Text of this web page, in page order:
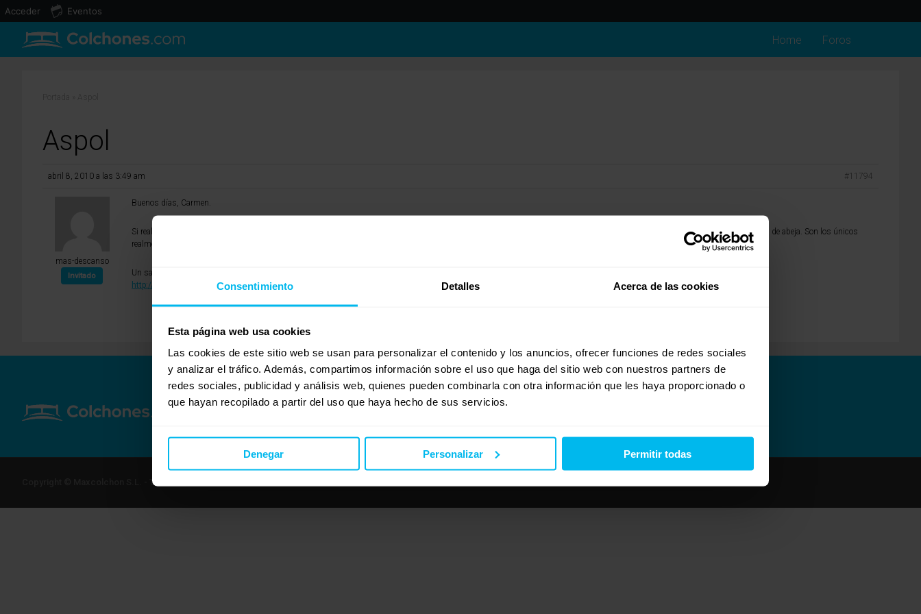
Consentimiento Detalles Acerca de las cookies
Esta página web usa cookies
Las cookies de este sitio web se usan para personalizar el contenido y los anuncios, ofrecer funciones de redes sociales
y analizar el tráfico. Además, compartimos información sobre el uso que haga del sitio web con nuestros partners de
redes sociales, publicidad y análisis web, quienes pueden combinarla con otra información que les haya proporcionado o
que hayan recopilado a partir del uso que haya hecho de sus servicios.
Denegar Personalizar Permitir todas
Home Foros
Aspol
abril 8, 2010 a las 3:49 am #11794
mas-descanso
Invitado
Buenos días, Carmen.
Si realmente está buscando muelle embolsado o ensacado, mire Sonpura, colocados longitudinalmente, o el Flex Sedna, con sistema One to One Control Nested, en forma de panal de abeja. Son los únicos
realmente buenos en linea comercial.
Un saludo, Jesús.
http://www.mas-descanso.com
Copyright © Maxcolchon S.L. - Todos los derechos reservados.
Acceder Eventos